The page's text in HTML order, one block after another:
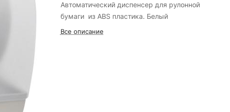
Автоматический диспенсер для рулонной
бумаги из ABS пластика. Белый
Все описание